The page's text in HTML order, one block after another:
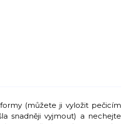
(můžete ji vyložit pečicím
snadněji vyjmout) a nechejte